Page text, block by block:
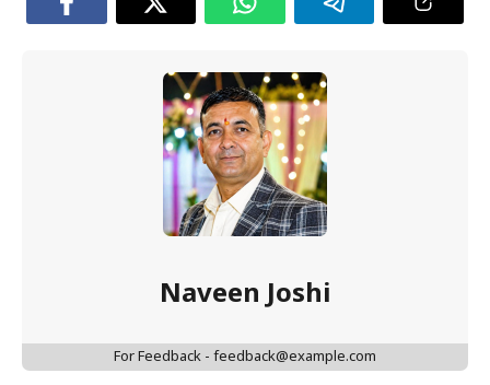
Naveen Joshi
For Feedback - feedback@example.com